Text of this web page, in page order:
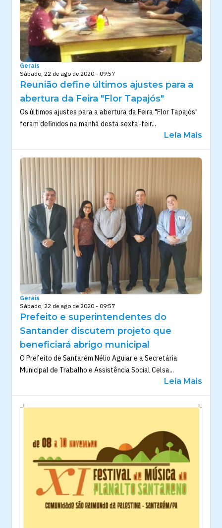
Gerais
Sábado, 22 de ago de 2020 - 09:57
Reunião define últimos ajustes para a
abertura da Feira "Flor Tapajós"
Os últimos ajustes para a abertura da Feira "Flor Tapajós"
foram definidos na manhã desta sexta-feir...
Leia Mais
Gerais
Sábado, 22 de ago de 2020 - 09:57
Prefeito e superintendentes do
Santander discutem projeto que
beneficiará abrigo municipal
O Prefeito de Santarém Nélio Aguiar e a Secretária
Municipal de Trabalho e Assistência Social Celsa...
Leia Mais